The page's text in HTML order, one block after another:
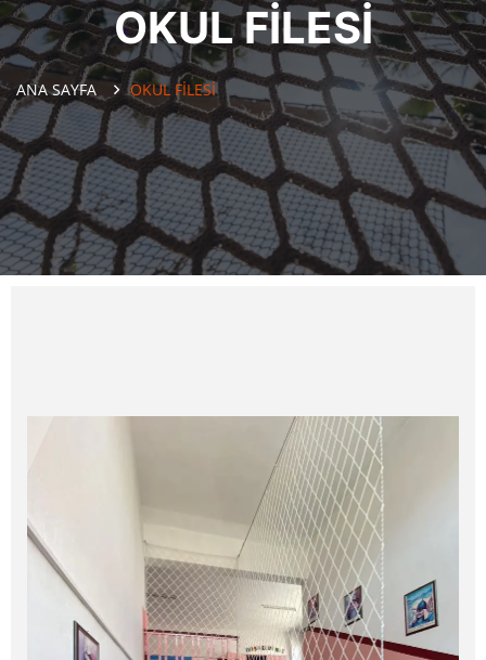
OKUL FİLESİ
ANA SAYFA OKUL FİLESİ